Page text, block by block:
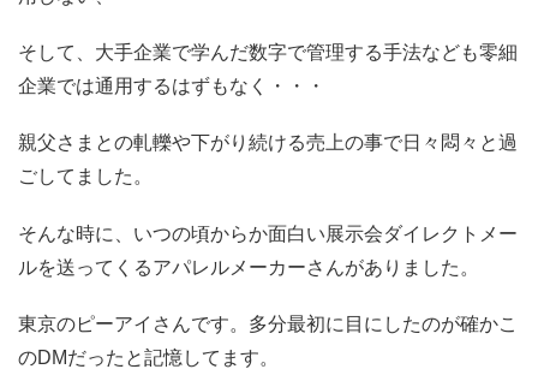
そして、大手企業で学んだ数字で管理する手法なども零細
企業では通用するはずもなく・・・
親父さまとの軋轢や下がり続ける売上の事で日々悶々と過
ごしてました。
そんな時に、いつの頃からか面白い展示会ダイレクトメー
ルを送ってくるアパレルメーカーさんがありました。
東京のピーアイさんです。多分最初に目にしたのが確かこ
のDMだったと記憶してます。